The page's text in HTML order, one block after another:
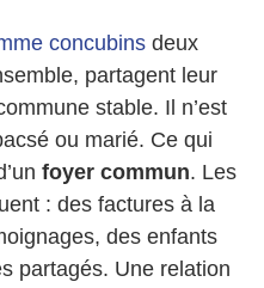
concubins deux
partagent leur
stable. Il n’est
ou marié. Ce qui
foyer commun. Les
: des factures à la
des enfants
partagés. Une relation